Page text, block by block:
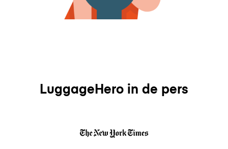
LuggageHero in de pers